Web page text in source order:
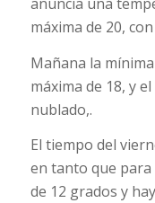
máxima de 20,
Mañana la
máxima de 18, y
nublado,.
El tiempo del
en tanto que para
de 12 grados y